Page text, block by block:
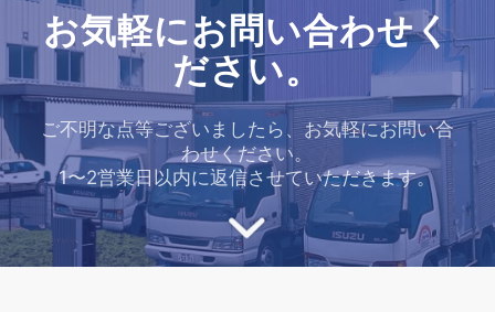
お気軽にお問い合わせく
ださい。
ご不明な点等ございましたら、お気軽にお問い合
わせください。
1〜2営業日以内に返信させていただきます。